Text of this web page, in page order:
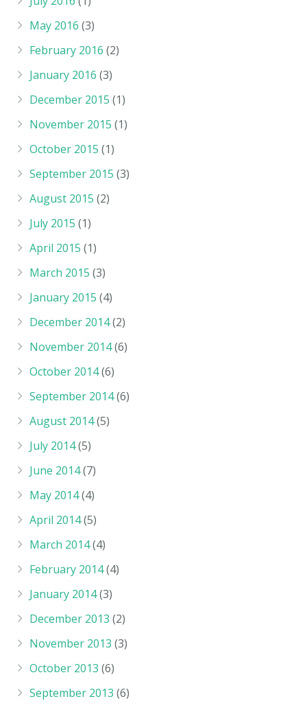
May 2016 (3)
February 2016 (2)
January 2016 (3)
December 2015 (1)
November 2015 (1)
October 2015 (1)
September 2015 (3)
August 2015 (2)
July 2015 (1)
April 2015 (1)
March 2015 (3)
January 2015 (4)
December 2014(2)
November 2014(6)
October 2014(6)
September 2014(6)
August 2014(5)
July 2014(5)
June 2014(7)
May 2014(4)
April 2014(5)
March 2014(4)
February 2014(4)
January 2014(3)
December 2013 (2)
November 2013 (3)
October 2013 (6)
September 2013 (6)